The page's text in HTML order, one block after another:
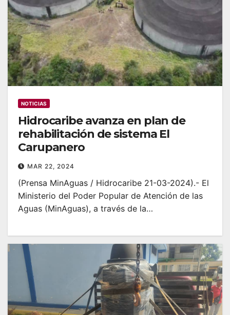
NOTICIAS
Hidrocaribe avanza en plan de
rehabilitación de sistema El
Carupanero
MAR 22, 2024
(Prensa MinAguas / Hidrocaribe 21-03-2024).- El
Ministerio del Poder Popular de Atención de las
Aguas (MinAguas), a través de la…